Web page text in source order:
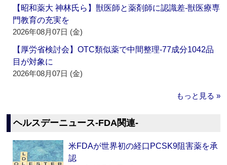
【昭和薬大 神林氏ら】獣医師と薬剤師に認識差‐獣医療専
門教育の充実を
2026年08月07日 (金)
【厚労省検討会】OTC類似薬で中間整理‐77成分1042品
目が対象に
2026年08月07日 (金)
もっと見る »
ヘルスデーニュース‐FDA関連‐
米FDAが世界初の経口PCSK9阻害薬を承
認